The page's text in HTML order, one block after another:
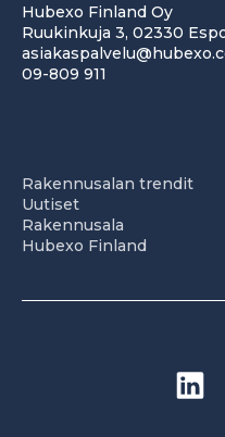
Hubexo Finland Oy
Ruukinkuja 3, 02330
09-809 911
Rakennusalan trendit
Uutiset
Rakennusala
Hubexo Finland